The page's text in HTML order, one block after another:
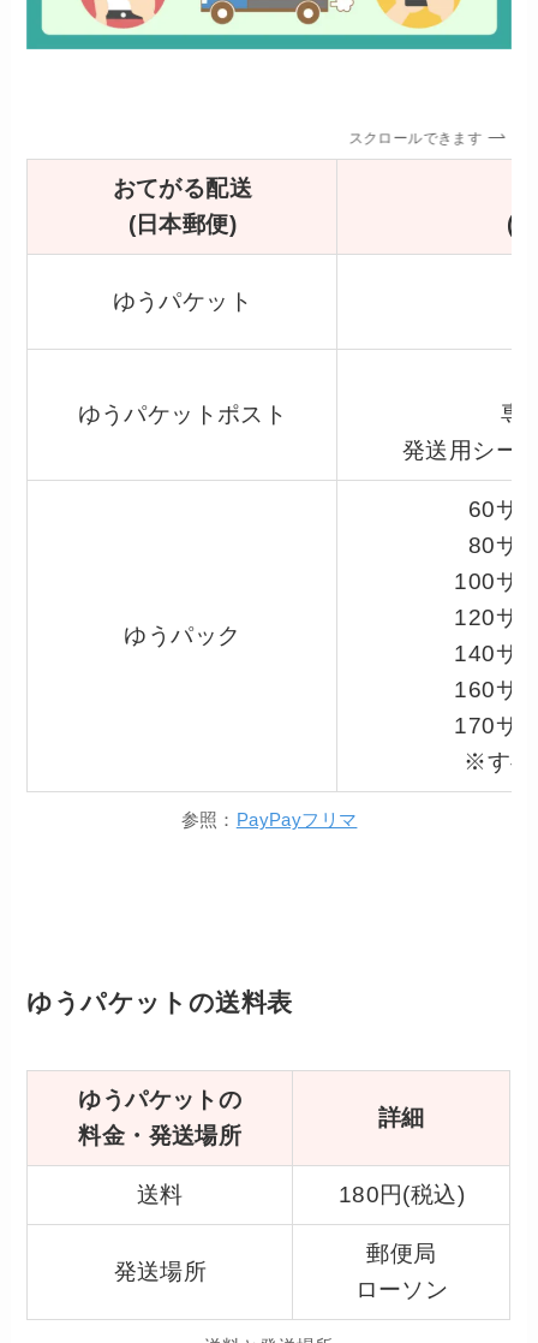
スクロールできます
おてがる配送
(日本郵便)
(
ゆうパケット
ゆうパケットポスト
専
発送用シー
ゆうパック
60サ
80サ
100サ
120サ
140サ
160サ
170サ
※すべ
参照： PayPayフリマ
ゆうパケットの送料表
ゆうパケットの
料金・発送場所
詳細
送料 180円(税込)
発送場所
郵便局
ローソン